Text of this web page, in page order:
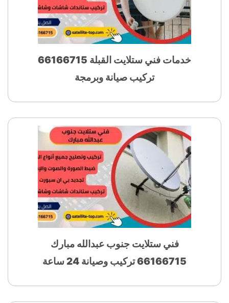
خدمات فني ستلايت القبلة 66166715
تركيب صيانة وبرمجة
فني ستلايت جنوب عبدالله مبارك
66166715 تركيب وصيانة 24 ساعة